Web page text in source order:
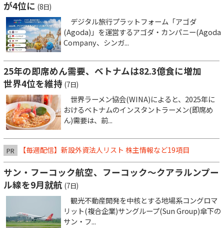
が4位に (8日)
デジタル旅行プラットフォーム「アゴダ
(Agoda)」を運営するアゴダ・カンパニー(Agoda
Company、シンガ...
25年の即席めん需要、ベトナムは82.3億食に増加
世界4位を維持 (7日)
世界ラーメン協会(WINA)によると、2025年に
おけるベトナムのインスタントラーメン(即席め
ん)需要は、前...
PR 【毎週配信】新設外資法人リスト 株主情報など19項目
サン・フーコック航空、フーコック～クアラルンプー
ル線を9月就航 (7日)
観光不動産開発を中核とする地場系コングロマ
リット(複合企業)サングループ(Sun Group)傘下の
サン・フ...